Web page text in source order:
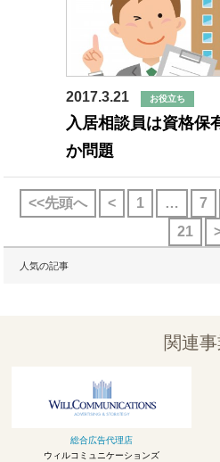
2017.3.21 お役立ち
入居相談員は資格保
か問題
<<先頭へ < 1 … 7
21
人気の記事
関連
総合広告代理店
ウィルコミュニケーションズ